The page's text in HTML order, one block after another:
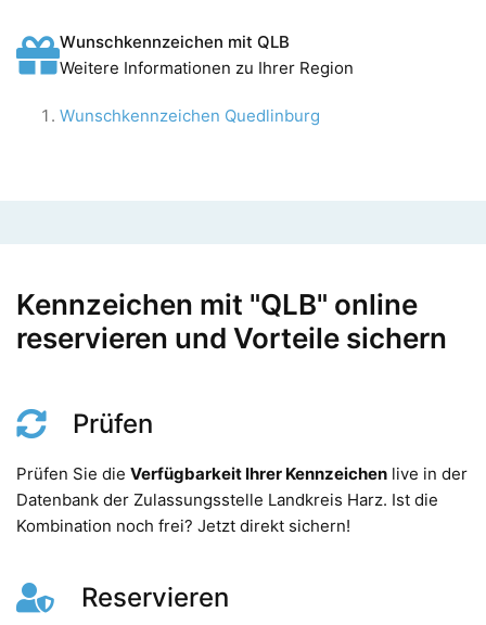
Wunschkennzeichen mit QLB
Weitere Informationen zu Ihrer Region
Wunschkennzeichen Quedlinburg
Kennzeichen mit "QLB" online
reservieren und Vorteile sichern
Prüfen
Prüfen Sie die Verfügbarkeit Ihrer Kennzeichen live in der
Datenbank der Zulassungsstelle Landkreis Harz. Ist die
Kombination noch frei? Jetzt direkt sichern!
Reservieren